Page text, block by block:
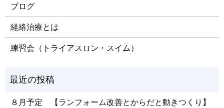
ブログ
経絡治療とは
練習会（トライアスロン・スイム）
８月予定 【ランフォーム改善とからだと動きつくり】